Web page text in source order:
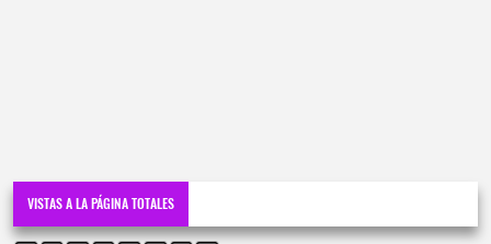
VISTAS A LA PÁGINA TOTALES